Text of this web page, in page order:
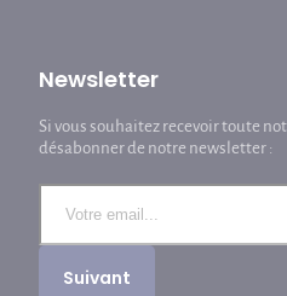
Newsletter
Si vous souhaitez recevoir toute
désabonner de notre newsletter :